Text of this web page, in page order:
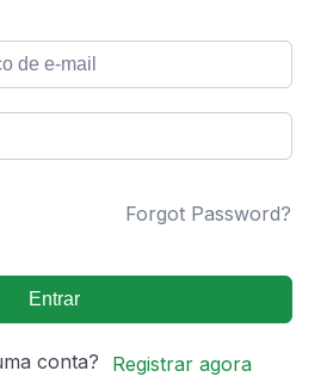
Forgot Password?
Entrar
conta? Registrar agora